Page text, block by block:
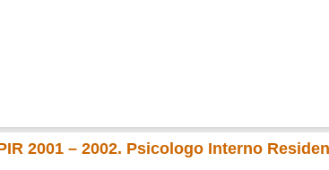
2001 – 2002. Psicologo Interno